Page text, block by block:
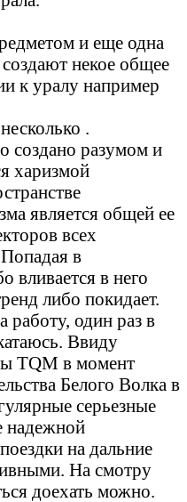
и еще одна
некое общее
к уралу например
.
создано разумом и
харизмой
является общей ее
всех
в
вливается в него
либо покидает.
работу, один раз в
Ввиду
TQM в момент
Белого Волка в
серьезные
надежной
на дальние
На смотру
доехать можно.